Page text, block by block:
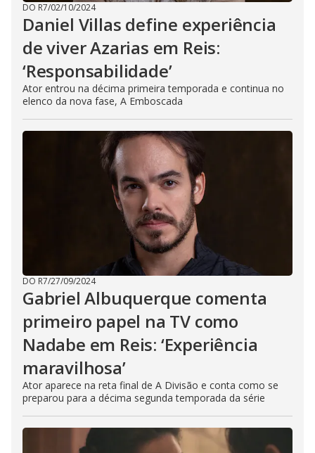
DO R7/02/10/2024
Daniel Villas define experiência
de viver Azarias em Reis:
‘Responsabilidade’
Ator entrou na décima primeira temporada e continua no
elenco da nova fase, A Emboscada
DO R7/27/09/2024
Gabriel Albuquerque comenta
primeiro papel na TV como
Nadabe em Reis: ‘Experiência
maravilhosa’
Ator aparece na reta final de A Divisão e conta como se
preparou para a décima segunda temporada da série